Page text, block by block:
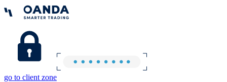
go to client zone